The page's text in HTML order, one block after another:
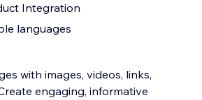
Integration
languages
with images, videos, links,
engaging, informative